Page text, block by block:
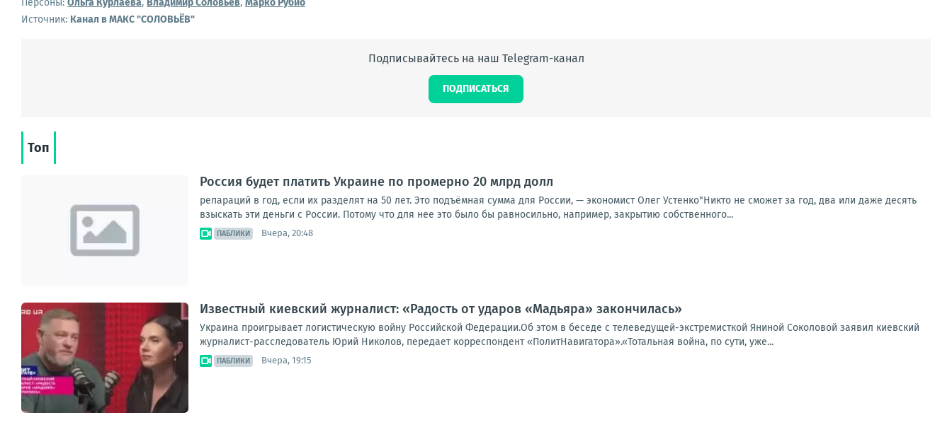
Источник: Канал в МАКС "СОЛОВЬЁВ"
Подписывайтесь на наш Telegram-канал
ПОДПИСАТЬСЯ
Топ
Россия будет платить Украине по промерно 20 млрд долл
репараций в год, если их разделят на 50 лет. Это подъёмная сумма для России, — экономист Олег Устенко"Никто не сможет за год, два или даже десять
взыскать эти деньги с России. Потому что для нее это было бы равносильно, например, закрытию собственного...
ПАБЛИКИ Вчера, 20:48
Известный киевский журналист: «Радость от ударов «Мадьяра» закончилась»
Украина проигрывает логистическую войну Российской Федерации.Об этом в беседе с телеведущей-экстремисткой Яниной Соколовой заявил киевский
журналист-расследователь Юрий Николов, передает корреспондент «ПолитНавигатора».«Тотальная война, по сути, уже...
ПАБЛИКИ Вчера, 19:15